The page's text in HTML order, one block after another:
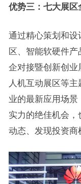
优势三：七大展区
通过精心策划和设
区、智能软硬件
企对接暨创新创业
人机互动展区等
业的最新应用场
实力的绝佳机会
动态、发现投资商